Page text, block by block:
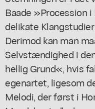
Baade »Procession
delikate
Derimod kan man
Selvstændighed i
hellig Grund«, hvis
egenartet, ligesom
Melodi, der først i